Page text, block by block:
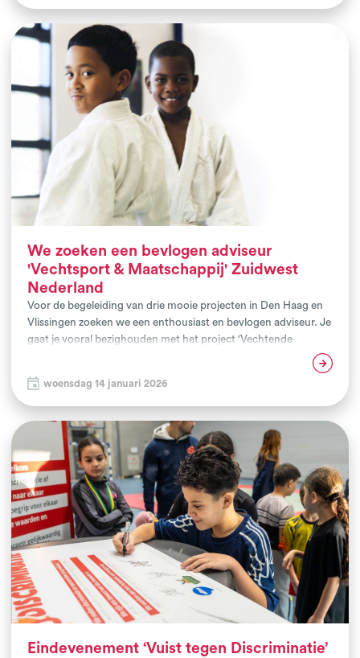
vechtsport uit te proberen. Dit doen we door een online plek te
creëren waar vraag en aanbod samenkomen. Door
samenwerking met het Jeugdfonds Sport & Cultuur en het
Volwassenenfonds verkleinen we daarnaast de financiële
drempels voor deze doelgroep.
We zoeken een bevlogen adviseur
'Vechtsport & Maatschappij' Zuidwest
Nederland
Voor de begeleiding van drie mooie projecten in Den Haag en
Vlissingen zoeken we een enthousiast en bevlogen adviseur. Je
gaat je vooral bezighouden met het project ‘Vechtende
Jongeren’ in Vlissingen, het kwaliteit- en preventieprogramma
Do Den Haag en de organisatie van de Haagse Vechtsportdag.
Geloof jij net als wij in de verbindende kracht van sport? Vind je
maatschappelijke impact in je werk belangrijk? Word je
gelukkig van het begeleiden van vechtsportclubs en zie je
uitdaging om samen met hen het verschil te maken voor
doelgroepen die nog onvoldoende meedoen? Voel je je als een
vis in het water in de sportwereld, maar draai je je hand ook
niet om voor een kennismaking met een beleidsadviseur of
wethouder van een gemeente? Dan kijken we er naar uit
kennis met je te maken!
woensdag 14 januari 2026
Eindevenement ‘Vuist tegen Discriminatie’